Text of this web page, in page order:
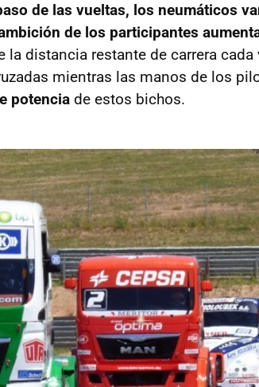
de las vueltas, los neumáticos
de los participantes
distancia restante de carrera cada
mientras las manos de los
potencia de estos bichos.